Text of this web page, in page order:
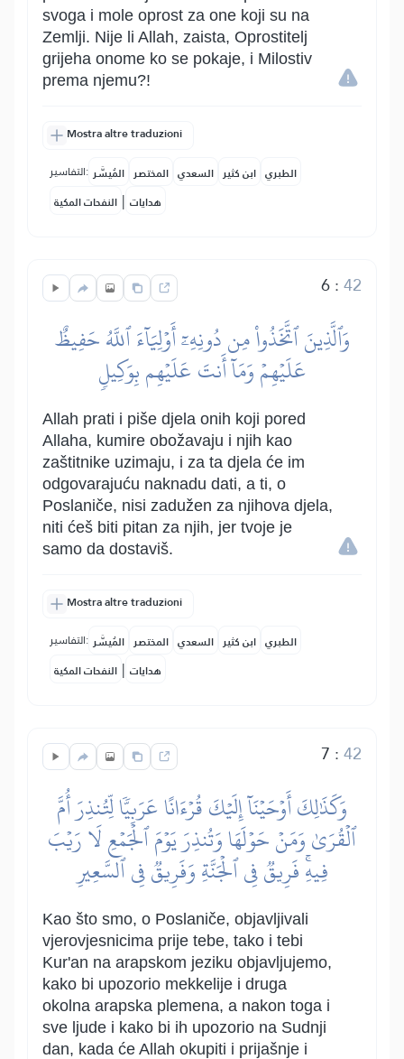
svoga i mole oprost za one koji su na
Zemlji. Nije li Allah, zaista, Oprostitelj
grijeha onome ko se pokaje, i Milostiv
prema njemu?!
Mostra altre traduzioni
التفاسير: المُيسَّر المختصر السعدي ابن كثير الطبري
النفحات المكية | هدايات
6:42
وَٱلَّذِينَ ٱتَّخَذُواْ مِن دُونِهِۦٓ أَوۡلِيَآءَ ٱللَّهُ حَفِيظٌ
عَلَيۡهِمۡ وَمَآ أَنتَ عَلَيۡهِم بِوَكِيلٖ
Allah prati i piše djela onih koji pored
Allaha, kumire obožavaju i njih kao
zaštitnike uzimaju, i za ta djela će im
odgovarajuću naknadu dati, a ti, o
Poslaniče, nisi zadužen za njihova djela,
niti ćeš biti pitan za njih, jer tvoje je
samo da dostaviš.
Mostra altre traduzioni
التفاسير: المُيسَّر المختصر السعدي ابن كثير الطبري
النفحات المكية | هدايات
7 :42
وَكَذَٰلِكَ أَوۡحَيۡنَآ إِلَيۡكَ قُرۡءَانًا عَرَبِيّٗا لِّتُنذِرَ أُمَّ
ٱلۡقُرَىٰ وَمَنۡ حَوۡلَهَا وَتُنذِرَ يَوۡمَ ٱلۡجَمۡعِ لَا رَيۡبَ
فِيهِۚ فَرِيقٞ فِي ٱلۡجَنَّةِ وَفَرِيقٞ فِي ٱلسَّعِيرِ
Kao što smo, o Poslaniče, objavljivali
vjerovjesnicima prije tebe, tako i tebi
Kur'an na arapskom jeziku objavljujemo,
kako bi upozorio mekkelije i druga
okolna arapska plemena, a nakon toga i
sve ljude i kako bi ih upozorio na Sudnji
dan, kada će Allah okupiti i prijašnje i